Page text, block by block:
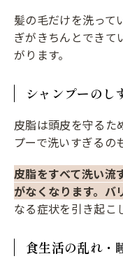
髪の毛だけを洗って
ぎがきちんとできて
がります。
シャンプーのし
皮脂は頭皮を守るた
プーで洗いすぎるの
皮脂をすべて洗い流
がなくなります。バ
なる症状を引き起こ
食生活の乱れ・